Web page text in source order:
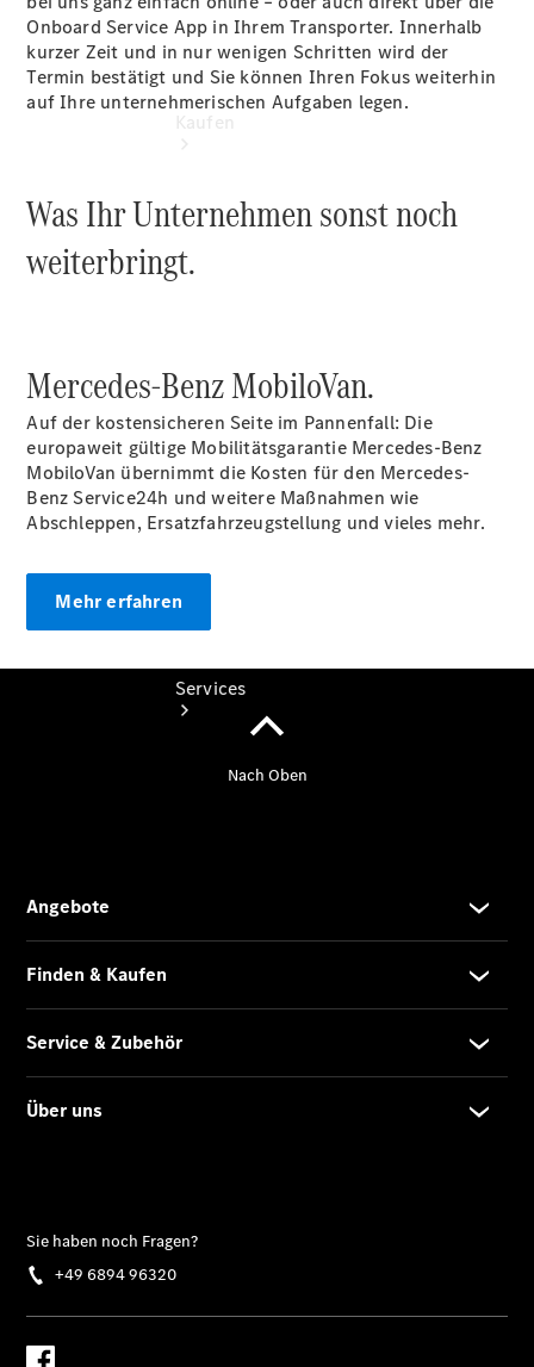
Sterne
Digitale
Extras
Services
Wartungsservice
Onboard Service App in Ihrem Transporter. Innerhalb
kurzer Zeit und in nur wenigen Schritten wird der
Termin bestätigt und Sie können Ihren Fokus weiterhin
auf Ihre unternehmerischen Aufgaben legen.
Was Ihr Unternehmen sonst noch
weiterbringt.
Mercedes-Benz MobiloVan.
Auf der kostensicheren Seite im Pannenfall: Die
europaweit gültige Mobilitätsgarantie Mercedes-Benz
MobiloVan übernimmt die Kosten für den Mercedes-
Benz Service24h und weitere Maßnahmen wie
Abschleppen, Ersatzfahrzeugstellung und vieles mehr.
Mehr erfahren